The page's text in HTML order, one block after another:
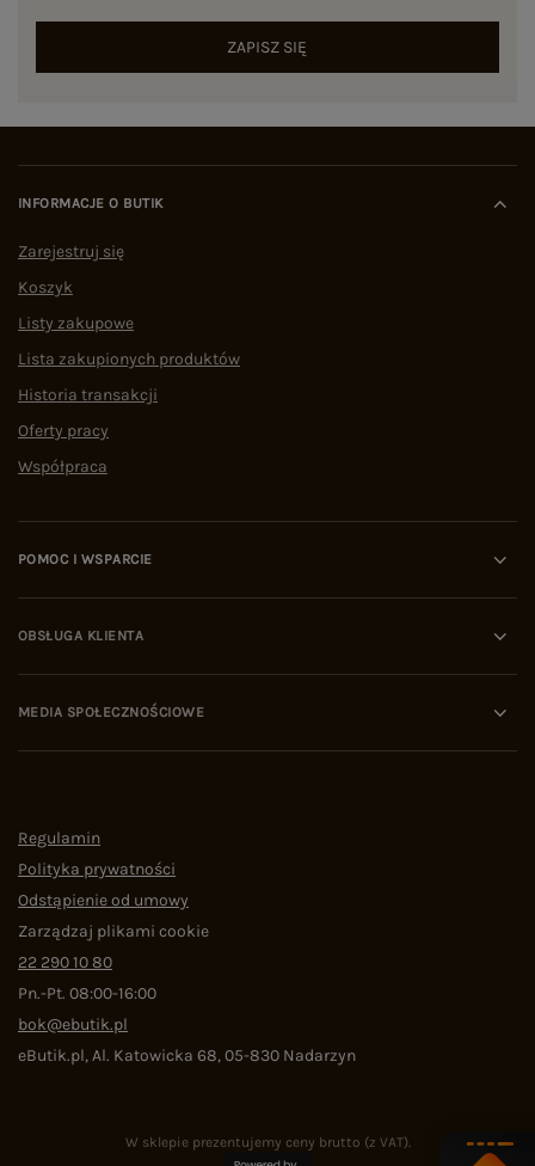
ZAPISZ SIĘ
INFORMACJE O BUTIK
Zarejestruj się
Koszyk
Listy zakupowe
Lista zakupionych produktów
Historia transakcji
Oferty pracy
Współpraca
POMOC I WSPARCIE
OBSŁUGA KLIENTA
MEDIA SPOŁECZNOŚCIOWE
Regulamin
Polityka prywatności
Odstąpienie od umowy
Zarządzaj plikami cookie
22 290 10 80
Pn.-Pt. 08:00-16:00
bok@ebutik.pl
eButik.pl,Al. Katowicka 68,05-830 Nadarzyn
W sklepie prezentujemy ceny brutto (z VAT).